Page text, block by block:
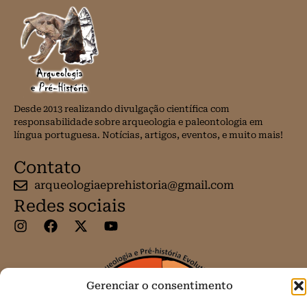
Gerenciar o consentimento
Desde 2013 realizando divulgação científica com
responsabilidade sobre arqueologia e paleontologia em
língua portuguesa. Notícias, artigos, eventos, e muito mais!
Contato
arqueologiaeprehistoria@gmail.com
Redes sociais